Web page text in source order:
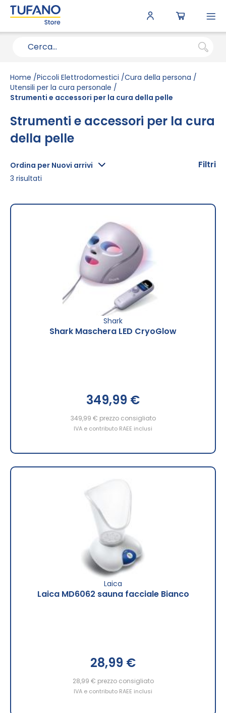
Home Piccoli Elettrodomestici Cura della persona
Utensili per la cura personale
Strumenti e accessori per la cura della pelle
Strumenti e accessori per la cura
della pelle
Ordina per Nuovi arrivi
3 risultati
Shark
Shark Maschera LED CryoGlow
349,99 €
349,99 € prezzo consigliato
IVA e contributo RAEE inclusi
Laica
Laica MD6062 sauna facciale Bianco
28,99 €
28,99 € prezzo consigliato
IVA e contributo RAEE inclusi
Filtri